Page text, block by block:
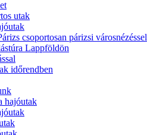
utak
csoportosan párizsi városnézéssel
Lappföldön
időrendben
hajóutak